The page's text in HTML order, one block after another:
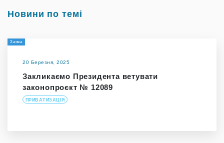
Новини по темі
Заява
20 Березня, 2025
Закликаємо Президента ветувати
законопроєкт № 12089
ПРИВАТИЗАЦІЯ